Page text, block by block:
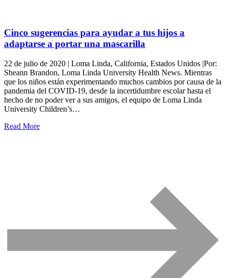
Cinco sugerencias para ayudar a tus hijos a
adaptarse a portar una mascarilla
22 de julio de 2020 | Loma Linda, California, Estados Unidos |Por:
Sheann Brandon, Loma Linda University Health News. Mientras
que los niños están experimentando muchos cambios por causa de la
pandemia del COVID-19, desde la incertidumbre escolar hasta el
hecho de no poder ver a sus amigos, el equipo de Loma Linda
University Children’s…
Read More